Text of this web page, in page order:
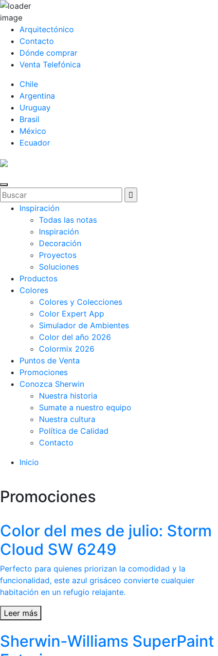
Arquitectónico
Contacto
Dónde comprar
Venta Telefónica
Chile
Argentina
Uruguay
Brasil
México
Ecuador
Inspiración
Todas las notas
Inspiración
Decoración
Proyectos
Soluciones
Productos
Colores
Colores y Colecciones
Color Expert App
Simulador de Ambientes
Color del año 2026
Colormix 2026
Puntos de Venta
Promociones
Conozca Sherwin
Nuestra historia
Sumate a nuestro equipo
Nuestra cultura
Política de Calidad
Contacto
Inicio
Promociones
Color del mes de julio: Storm
Cloud SW 6249
Perfecto para quienes priorizan la comodidad y la
funcionalidad, este azul grisáceo convierte cualquier
habitación en un refugio relajante.
Leer más
Sherwin-Williams SuperPaint